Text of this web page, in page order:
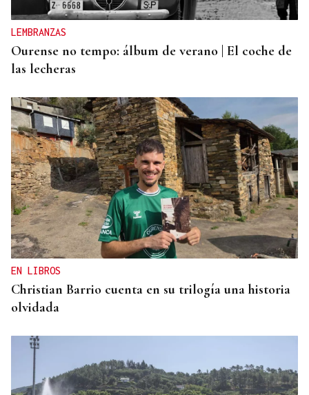
LEMBRANZAS
Ourense no tempo: álbum de verano | El coche de
las lecheras
EN LIBROS
Christian Barrio cuenta en su trilogía una historia
olvidada